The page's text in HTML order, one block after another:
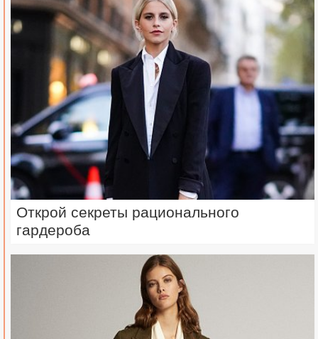
Открой секреты рационального
гардероба